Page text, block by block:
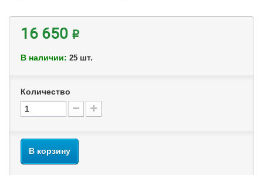
16 650 ₽
В наличии: 25 шт.
Количество
В корзину